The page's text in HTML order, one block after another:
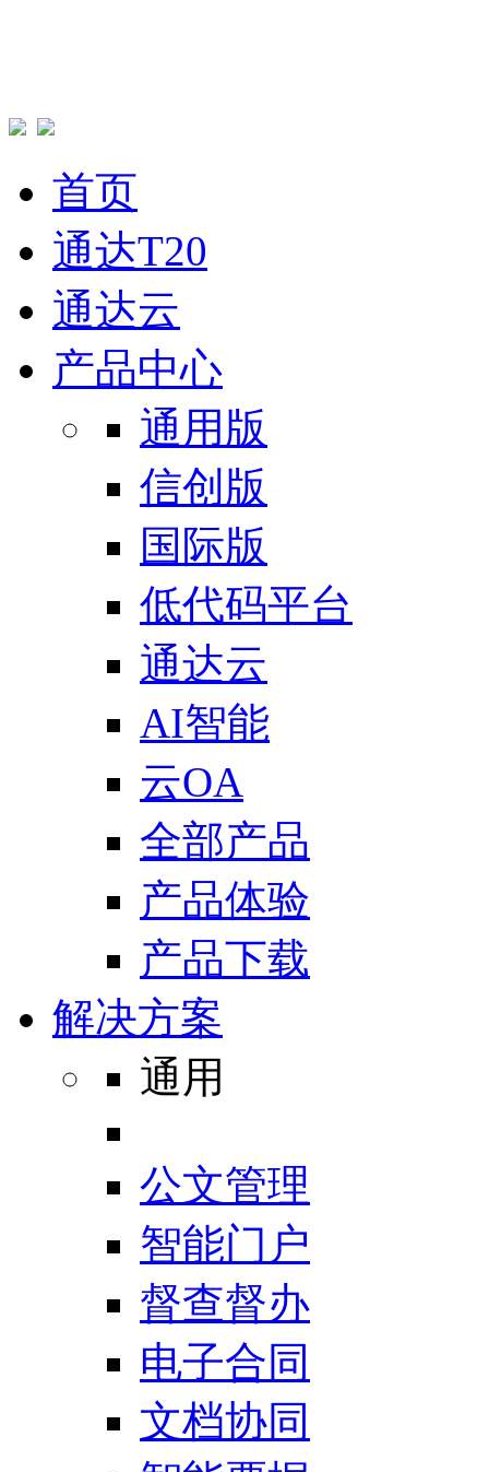
首页
通达T20
通达云
产品中心
通用版
信创版
国际版
低代码平台
通达云
AI智能
云OA
全部产品
产品体验
产品下载
解决方案
通用
公文管理
智能门户
督查督办
电子合同
文档协同